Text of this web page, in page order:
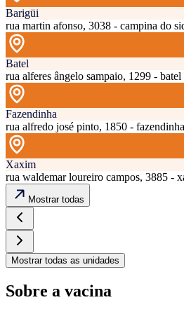
Barigüi
rua martin afonso, 3038 - campina do
Batel
rua alferes ângelo sampaio, 1299 - batel
Fazendinha
rua alfredo josé pinto, 1850 -
Xaxim
rua waldemar loureiro campos, 3885 -
Mostrar todas
Mostrar todas as unidades
Sobre a vacina